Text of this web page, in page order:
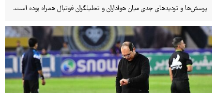
پرسش‌ها و تردیدهای جدی میان هواداران و تحلیلگران فوتبال همراه بوده است.